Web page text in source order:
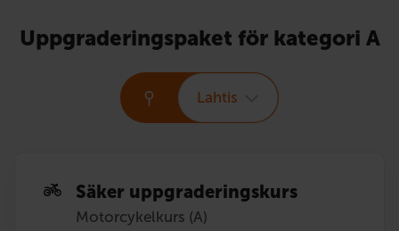
Uppgraderingspaket för kategori A
Lahtis
Säker uppgraderingskurs
Motorcykelkurs (A)